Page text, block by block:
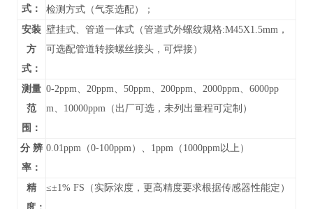
式：
检测方式（气泵选配）；
安装
方
式：
壁挂式、管道一体式（管道式外螺纹规格:M45X1.5mm，
可选配管道转接螺丝接头，可焊接）
测量
范
围：
0-2ppm、20ppm、50ppm、200ppm、2000ppm、6000pp
m、10000ppm（ 出厂可选，未列出量程可定制）
分 辨
率：
0.01ppm（0-100ppm）、1ppm（1000ppm以上）
精
≤±1% FS（实际浓度，更高精度要求根据传感器性能定）